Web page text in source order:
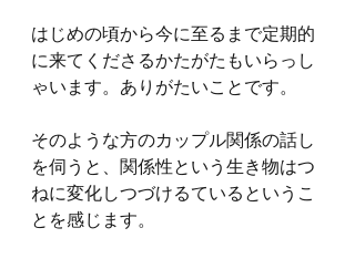
はじめの頃から今に至るまで定期的
に来てくださるかたがたもいらっし
ゃいます。ありがたいことです。
そのような方のカップル関係の話し
を伺うと、関係性という生き物はつ
ねに変化しつづけるているというこ
とを感じます。